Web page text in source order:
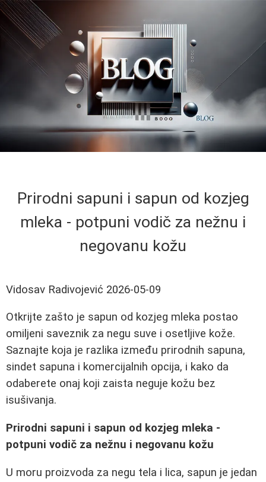
Prirodni sapuni i sapun od kozjeg
mleka - potpuni vodič za nežnu i
negovanu kožu
Vidosav Radivojević 2026-05-09
Otkrijte zašto je sapun od kozjeg mleka postao
omiljeni saveznik za negu suve i osetljive kože.
Saznajte koja je razlika između prirodnih sapuna,
sindet sapuna i komercijalnih opcija, i kako da
odaberete onaj koji zaista neguje kožu bez
isušivanja.
Prirodni sapuni i sapun od kozjeg mleka -
potpuni vodič za nežnu i negovanu kožu
U moru proizvoda za negu tela i lica, sapun je jedan